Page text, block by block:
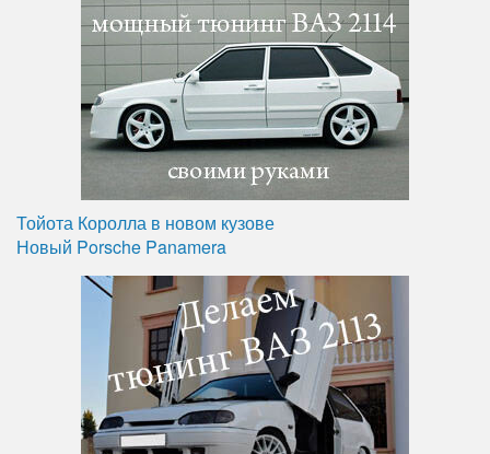
Тойота Королла в новом кузове
Новый Porsche Panamera